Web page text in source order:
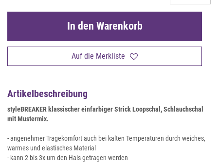
Auf die Merkliste
In den Warenkorb
Artikelbeschreibung
styleBREAKER klassischer einfarbiger Strick Loopschal, Schlauchschal
mit Mustermix.
- angenehmer Tragekomfort auch bei kalten Temperaturen durch weiches,
warmes und elastisches Material
- kann 2 bis 3x um den Hals getragen werden